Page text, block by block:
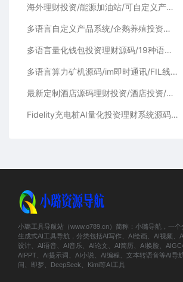
海外理财投资/能源加油站/可自定义产品/促销任务/三级分销
多语言自定义产品系统/企鹅养殖投资返利/一键安装
多语言量化钱包投资理财源码/19种语言+行情实时数据
多语言算力矿机源码/im即时通讯/FIL线性释放/脚本齐全/搭建教程
最新定制酒店源码理财投资/酒店投资/前端编译后
Fidelity充电桩AI量化投资理财系统源码 | 前端UniApp+后端PHP开源完整版
小璐工具导航站（www.o789.cn）简称：小璐导航，一
生成式AI工具导航，分类包括AI写作、AI绘画、AI视频、
设计、AI语音、AI音乐、AI论文、AI简历、AI换脸、AIGC
AIPPT、AI提示词、AI小说、AI编程、文本转语音等AI导
问、即梦、DeepSeek、Kimi等AI工具